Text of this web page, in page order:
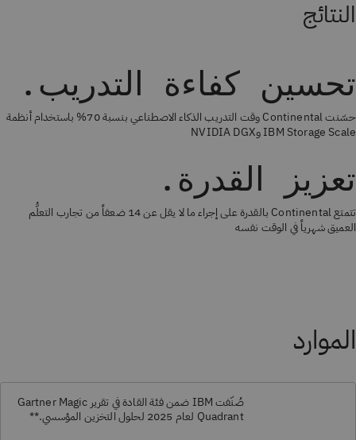
النتائج
تحسين كفاءة التدريب.
حسّنت Continental وقت التدريب الذكاء الاصطناعي بنسبة 70% باستخدام أنظمة
IBM Storage Scale وNVIDIA DGX
تعزيز القدرة.
تتمتع Continental بالقدرة على إجراء ما لا يقل عن 14 ضعفاً من تجارب التعلُّم
العميق شهرياً في الوقت نفسه
الموارد
صُنّفت IBM ضمن فئة القادة في تقرير Gartner Magic
Quadrant لعام 2025 لحلول التخزين المؤسسي.**